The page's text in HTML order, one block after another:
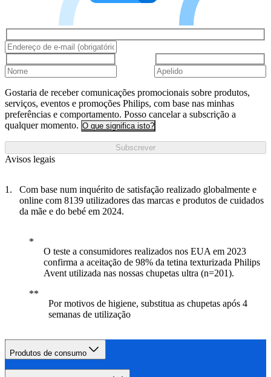
Gostaria de receber comunicações promocionais sobre produtos,
serviços, eventos e promoções Philips, com base nas minhas
preferências e comportamento. Posso cancelar a subscrição a
qualquer momento. O que significa isto?
Subscrever
Avisos legais
Com base num inquérito de satisfação realizado globalmente e
online com 8139 utilizadores das marcas e produtos de cuidados
da mãe e do bebé em 2024.
O teste a consumidores realizados nos EUA em 2023
confirma a aceitação de 98% da tetina texturizada Philips
Avent utilizada nas nossas chupetas ultra (n=201).
Por motivos de higiene, substitua as chupetas após 4
semanas de utilização
Produtos de consumo